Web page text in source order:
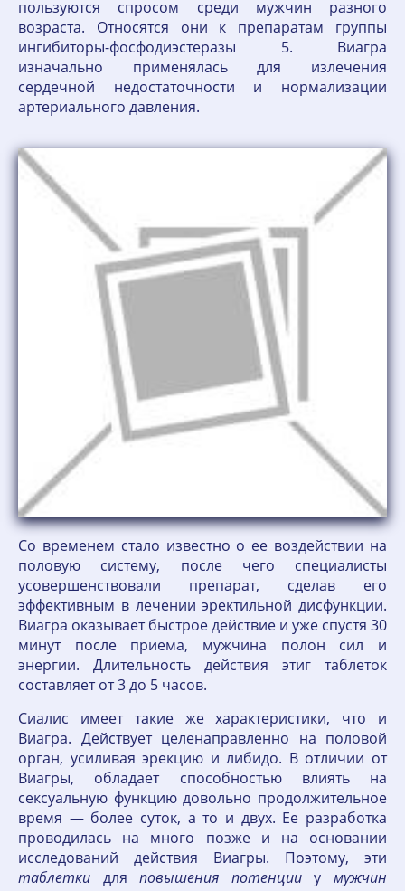
пользуются спросом среди мужчин разного
возраста. Относятся они к препаратам группы
ингибиторы-фосфодиэстеразы 5. Виагра
изначально применялась для излечения
сердечной недостаточности и нормализации
артериального давления.
Со временем стало известно о ее воздействии на
половую систему, после чего специалисты
усовершенствовали препарат, сделав его
эффективным в лечении эректильной дисфункции.
Виагра оказывает быстрое действие и уже спустя 30
минут после приема, мужчина полон сил и
энергии. Длительность действия этиг таблеток
составляет от 3 до 5 часов.
Сиалис имеет такие же характеристики, что и
Виагра. Действует целенаправленно на половой
орган, усиливая эрекцию и либидо. В отличии от
Виагры, обладает способностью влиять на
сексуальную функцию довольно продолжительное
время — более суток, а то и двух. Ее разработка
проводилась на много позже и на основании
исследований действия Виагры. Поэтому, эти
таблетки дляповышения потенцииумужчин